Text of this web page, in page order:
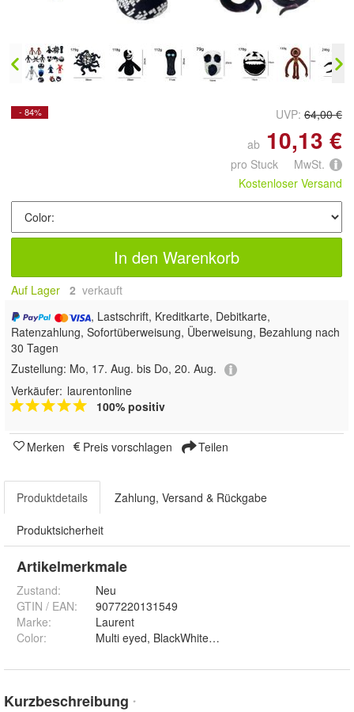
- 84% UVP: 64,00 €
ab 10,13 €
pro Stuck MwSt.
Kostenloser Versand
In den Warenkorb
Auf Lager 2 verkauft
, Lastschrift, Kreditkarte, Debitkarte,
Ratenzahlung, Sofortüberweisung, Überweisung, Bezahlung nach
30 Tagen
Zustellung: Mo, 17. Aug. bis Do, 20. Aug.
Verkäufer: laurentonline
100% positiv
Merken Preis vorschlagen Teilen
Produktdetails Zahlung, Versand & Rückgabe
Produktsicherheit
Artikelmerkmale
Zustand:
Neu
GTIN / EAN:
9077220131549
Marke:
Laurent
Color: Multi eyed, BlackWhite A, Blue Eyes, Skeleton A,
Kurzbeschreibung *